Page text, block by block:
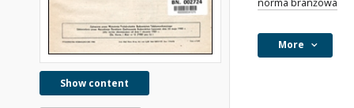
Show content
norma branżowa
More